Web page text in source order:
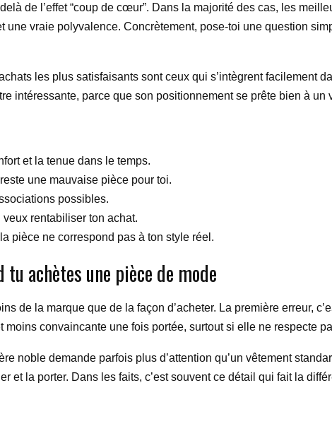
de l’effet “coup de cœur”. Dans la majorité des cas, les
vraie polyvalence. Concrètement, pose-toi une question
les plus satisfaisants sont ceux qui s’intègrent facilement
intéressante, parce que son positionnement se prête bien à
et la tenue dans le temps.
une mauvaise pièce pour toi.
possibles.
rentabiliser ton achat.
pièce ne correspond pas à ton style réel.
achètes une pièce de mode
de la marque que de la façon d’acheter. La première erreur,
moins convaincante une fois portée, surtout si elle ne respecte
noble demande parfois plus d’attention qu’un vêtement
et la porter. Dans les faits, c’est souvent ce détail qui fait la